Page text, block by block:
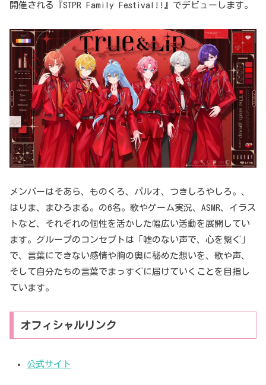
開催される『STPR Family Festival!!』でデビューします。
メンバーはそあら、ものくろ、パルオ、つきしろやしろ。、
はりま、まひろまる。の6名。歌やゲーム実況、ASMR、イラス
トなど、それぞれの個性を活かした幅広い活動を展開してい
ます。グループのコンセプトは「嘘のない声で、心を繋ぐ」
で、言葉にできない感情や胸の奥に秘めた想いを、歌や声、
そして自分たちの言葉でまっすぐに届けていくことを目指し
ています。
オフィシャルリンク
公式サイト